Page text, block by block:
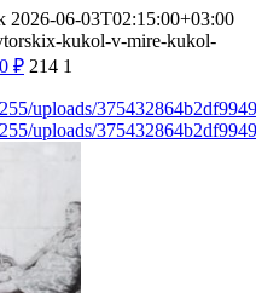
2026-06-03T02:15:00+03:00
kukol-v-mire-kukol-
₽ 214 1
uploads/
uploads/